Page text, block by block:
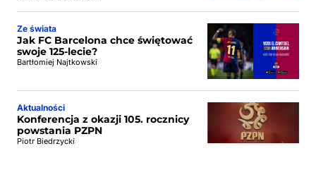
Ze świata
Jak FC Barcelona chce świętować
swoje 125-lecie?
Bartłomiej Najtkowski
Aktualności
Konferencja z okazji 105. rocznicy
powstania PZPN
Piotr Biedrzycki